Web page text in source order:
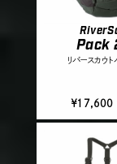
Pack
リバースカウト
￥